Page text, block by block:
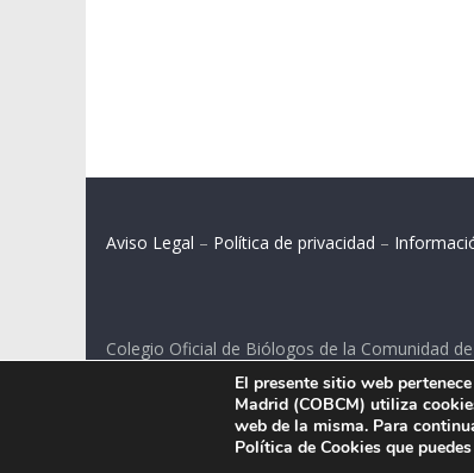
Aviso Legal – Política de privacidad –
Colegio Oficial de Biólogos de la Comunidad
C/ Santa Engracia 108, 2º int.izq. 28003 Madrid.
El presente sitio web
Madrid (COBCM) utiliza
web de la misma. Para
Política de Cookies que